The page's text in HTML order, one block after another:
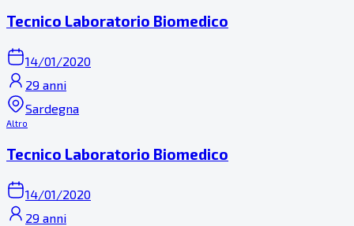
Tecnico Laboratorio Biomedico
14/01/2020
29 anni
Sardegna
Altro
Tecnico Laboratorio Biomedico
14/01/2020
29 anni